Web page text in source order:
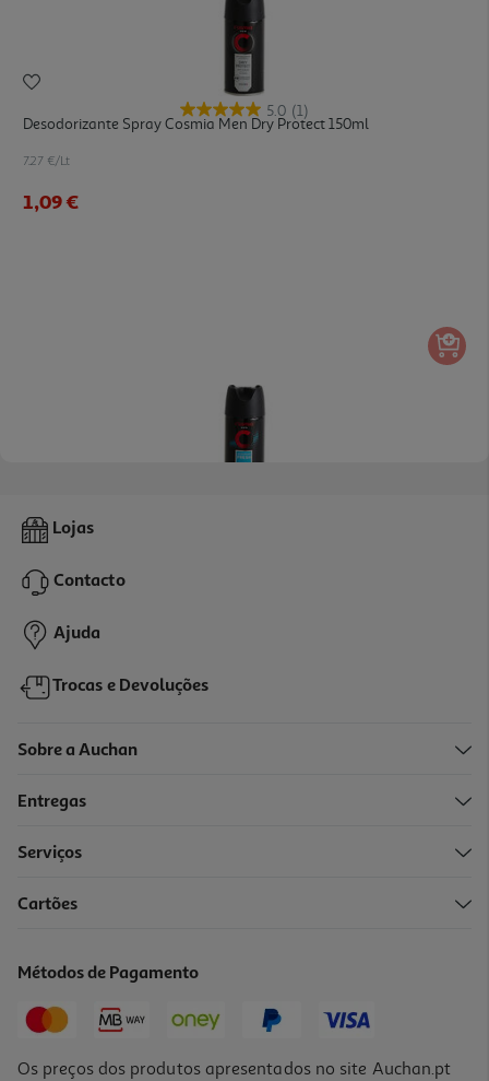
5.0 (1)
Desodorizante Spray Cosmia Men Dry Protect 150ml
7.27 €/Lt
1,09 €
Desodorizante Spray Cosmia Men Fresh 150ml
1,09 €
Lojas
Contacto
Ajuda
Trocas e Devoluções
Sobre a Auchan
Entregas
Serviços
Cartões
Métodos de Pagamento
Os preços dos produtos apresentados no site Auchan.pt